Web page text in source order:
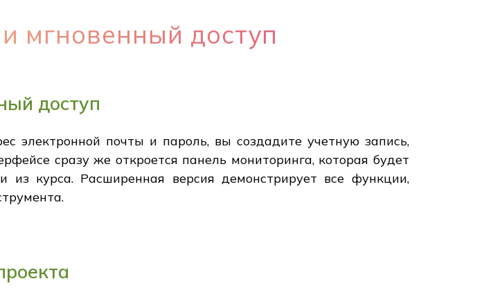
мгновенный доступ
доступ
электронной почты и пароль, вы создадите учетную запись,
сразу же откроется панель мониторинга, которая будет
из курса. Расширенная версия демонстрирует все функции,